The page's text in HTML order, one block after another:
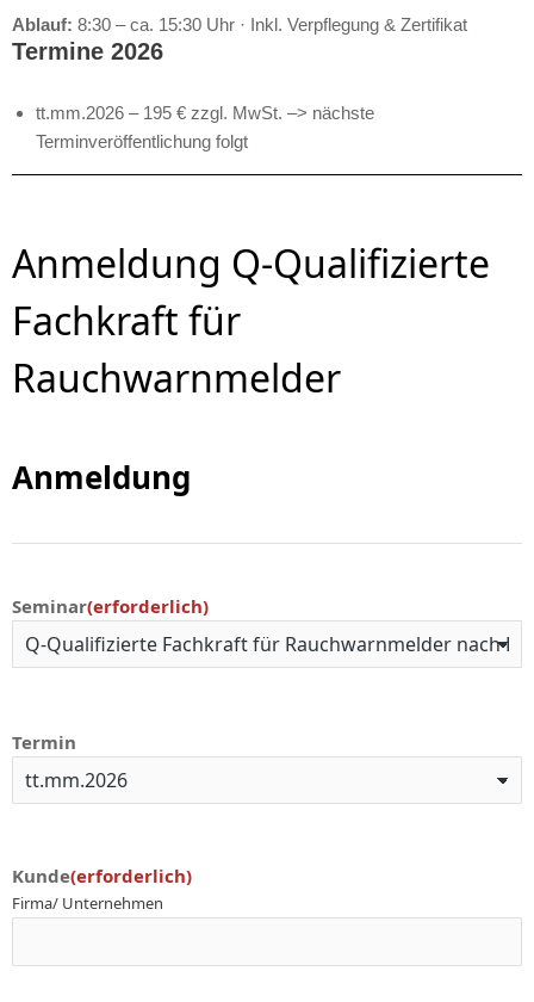
Ablauf: 8:30 – ca. 15:30 Uhr · Inkl. Verpflegung & Zertifikat
Termine 2026
tt.mm.2026 – 195 € zzgl. MwSt. –> nächste
Terminveröffentlichung folgt
Anmeldung Q-Qualifizierte
Fachkraft für
Rauchwarnmelder
Anmeldung
Seminar(erforderlich)
Termin
Kunde(erforderlich)
Firma/ Unternehmen